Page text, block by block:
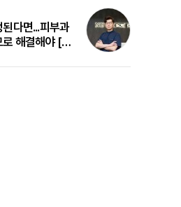
다면...피부과
해결해야 [변